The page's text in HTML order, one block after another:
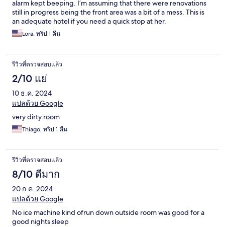
alarm kept beeping. I’m assuming that there were renovations
still in progress being the front area was a bit of a mess. This is
an adequate hotel if you need a quick stop at her.
Lora, ทริป 1 คืน
รีวิวที่ตรวจสอบแล้ว
2/10 แย่
10 ธ.ค. 2024
แปลด้วย Google
very dirty room
Thiago, ทริป 1 คืน
รีวิวที่ตรวจสอบแล้ว
8/10 ดีมาก
20 ก.ค. 2024
แปลด้วย Google
No ice machine kind ofrun down outside room was good for a
good nights sleep